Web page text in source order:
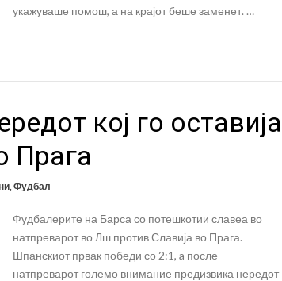
укажуваше помош, а на крајот беше заменет. …
кој го оставија
Прага
, Фудбал
Фудбалерите на Барса со потешкотии славеа во
натпреварот во Лш против Славија во Прага.
Шпанскиот првак победи со 2:1, a после
натпреварот големо внимание предизвика нередот